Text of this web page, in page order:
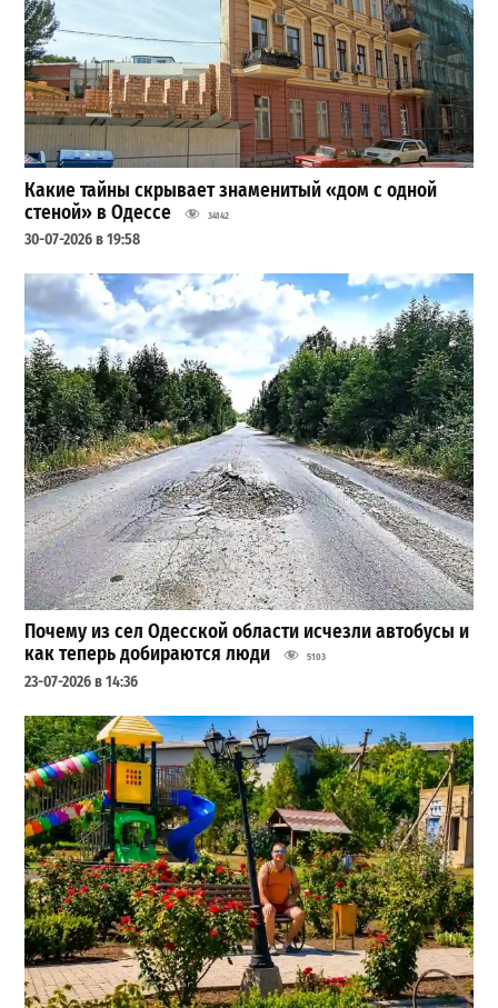
Какие тайны скрывает знаменитый «дом с одной
стеной» в Одессе
34142
30-07-2026 в 19:58
Почему из сел Одесской области исчезли автобусы и
как теперь добираются люди
5103
23-07-2026 в 14:36